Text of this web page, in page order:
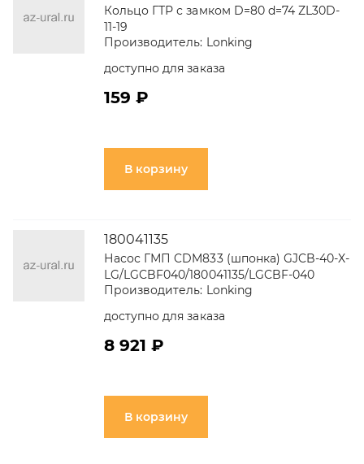
Кольцо ГТР с замком D=80 d=74 ZL30D-
11-19
Производитель: Lonking
доступно для заказа
159 ₽
В корзину
180041135
Насос ГМП CDM833 (шпонка) GJCB-40-X-
LG/LGCBF040/180041135/LGCBF-040
Производитель: Lonking
доступно для заказа
8 921 ₽
В корзину